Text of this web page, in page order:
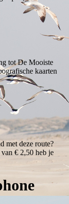
tot De Mooiste
kaarten
met deze route?
€ 2,50 heb je